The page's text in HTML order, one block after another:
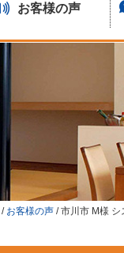
お客様の声
/ お客様の声 /市川市 M様